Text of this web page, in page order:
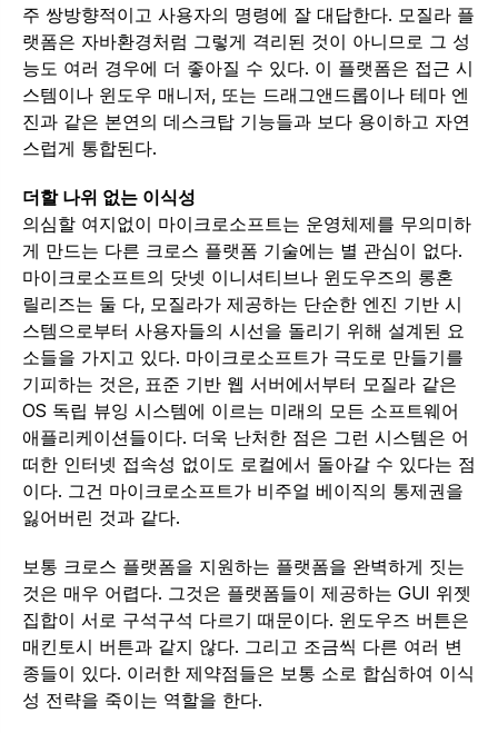
주 쌍방향적이고 사용자의 명령에 잘 대답한다. 모질라 플
랫폼은 자바환경처럼 그렇게 격리된 것이 아니므로 그 성
능도 여러 경우에 더 좋아질 수 있다. 이 플랫폼은 접근 시
스템이나 윈도우 매니저, 또는 드래그앤드롭이나 테마 엔
진과 같은 본연의 데스크탑 기능들과 보다 용이하고 자연
스럽게 통합된다.
더할 나위 없는 이식성
의심할 여지없이 마이크로소프트는 운영체제를 무의미하
게 만드는 다른 크로스 플랫폼 기술에는 별 관심이 없다.
마이크로소프트의 닷넷 이니셔티브나 윈도우즈의 롱혼
릴리즈는 둘 다, 모질라가 제공하는 단순한 엔진 기반 시
스템으로부터 사용자들의 시선을 돌리기 위해 설계된 요
소들을 가지고 있다. 마이크로소프트가 극도로 만들기를
기피하는 것은, 표준 기반 웹 서버에서부터 모질라 같은
OS 독립 뷰잉 시스템에 이르는 미래의 모든 소프트웨어
애플리케이션들이다. 더욱 난처한 점은 그런 시스템은 어
떠한 인터넷 접속성 없이도 로컬에서 돌아갈 수 있다는 점
이다. 그건 마이크로소프트가 비주얼 베이직의 통제권을
잃어버린 것과 같다.
보통 크로스 플랫폼을 지원하는 플랫폼을 완벽하게 짓는
것은 매우 어렵다. 그것은 플랫폼들이 제공하는 GUI 위젯
집합이 서로 구석구석 다르기 때문이다. 윈도우즈 버튼은
매킨토시 버튼과 같지 않다. 그리고 조금씩 다른 여러 변
종들이 있다. 이러한 제약점들은 보통 소로 합심하여 이식
성 전략을 죽이는 역할을 한다.